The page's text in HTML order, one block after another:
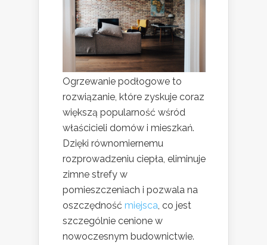
Ogrzewanie podłogowe to
rozwiązanie, które zyskuje coraz
większą popularność wśród
właścicieli domów i mieszkań.
Dzięki równomiernemu
rozprowadzeniu ciepła, eliminuje
zimne strefy w
pomieszczeniach i pozwala na
oszczędność miejsca, co jest
szczególnie cenione w
nowoczesnym budownictwie.